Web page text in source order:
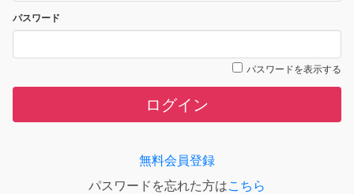
パスワード
パスワードを表示する
ログイン
無料会員登録
パスワードを忘れた方はこちら